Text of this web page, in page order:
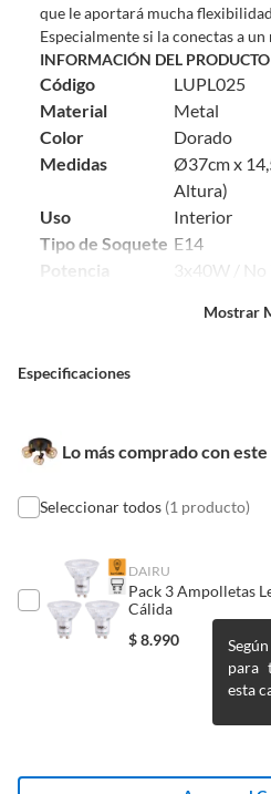
De uso personal.
En sodimac.cl te damos30 días desde
estar en perfecto estado, con todas
entregamos.
electrónica, por ejemplo,
para el computador.
Productos a pedido o
Productos que han sido
reparados, abiertos, de segunda
con alguna deficiencia, que sean
Pinturas de un color a solicitud.
De uso personal.
que le aportará mucha
Especialmente si la conectas a
INFORMACIÓN DEL PRODUCTO
Código
LUPL025
Material
Metal
Color
Dorado
Medidas
Ø37cm x
Altura)
Uso
Interior
Tipo de Soquete E14
Potencia
3x40W / No
IP 20
Instalación
Mostrar
Especificaciones
Condicion del
producto
Cantidad de paquetes 1
No
Lo más comprado con
Seleccionar todos (1 producto)
DAIRU
Pack 3 Ampolletas
Cálida
$8.990
para
esta